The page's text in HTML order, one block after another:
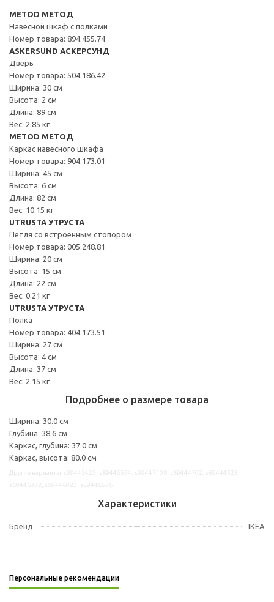
METOD МЕТОД
Навесной шкаф с полками
Номер товара: 894.455.74
ASKERSUND АСКЕРСУНД
Дверь
Номер товара: 504.186.42
Ширина: 30 см
Высота: 2 см
Длина: 89 см
Вес: 2.85 кг
METOD МЕТОД
Каркас навесного шкафа
Номер товара: 904.173.01
Ширина: 45 см
Высота: 6 см
Длина: 82 см
Вес: 10.15 кг
UTRUSTA УТРУСТА
Петля со встроенным стопором
Номер товара: 005.248.81
Ширина: 20 см
Высота: 15 см
Длина: 22 см
Вес: 0.21 кг
UTRUSTA УТРУСТА
Полка
Номер товара: 404.173.51
Ширина: 27 см
Высота: 4 см
Длина: 37 см
Вес: 2.15 кг
Подробнее о размере товара
Ширина: 30.0 см
Глубина: 38.6 см
Каркас, глубина: 37.0 см
Каркас, высота: 80.0 см
Характеристики
Бренд IKEA
Персональные рекомендации